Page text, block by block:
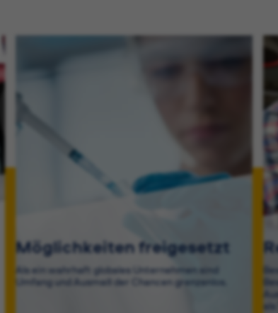
Möglichkeiten freigesetzt
Als ein wahrhaft globales Unternehmen sind
Umfang und Ausmaß der Chancen grenzenlos.